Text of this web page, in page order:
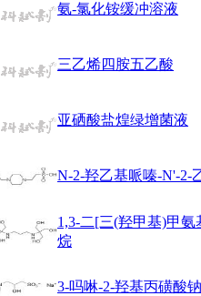
氨-氯化铵缓冲溶液
三乙烯四胺五乙酸
亚硒酸盐煌绿增菌液
N-2-羟乙基哌嗪-N'-2-
1,3-二[三(羟甲基)甲氨
烷
3-吗啉-2-羟基丙磺酸钠